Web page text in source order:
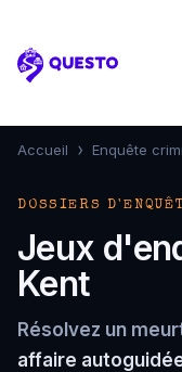
Questo
Accueil › Enquête
DOSSIERS
Jeux
Kent
Résolvez un
affaire